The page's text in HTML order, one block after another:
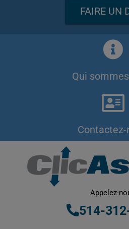
FAIRE UN
Qui
Contactez-
Appelez-
514-